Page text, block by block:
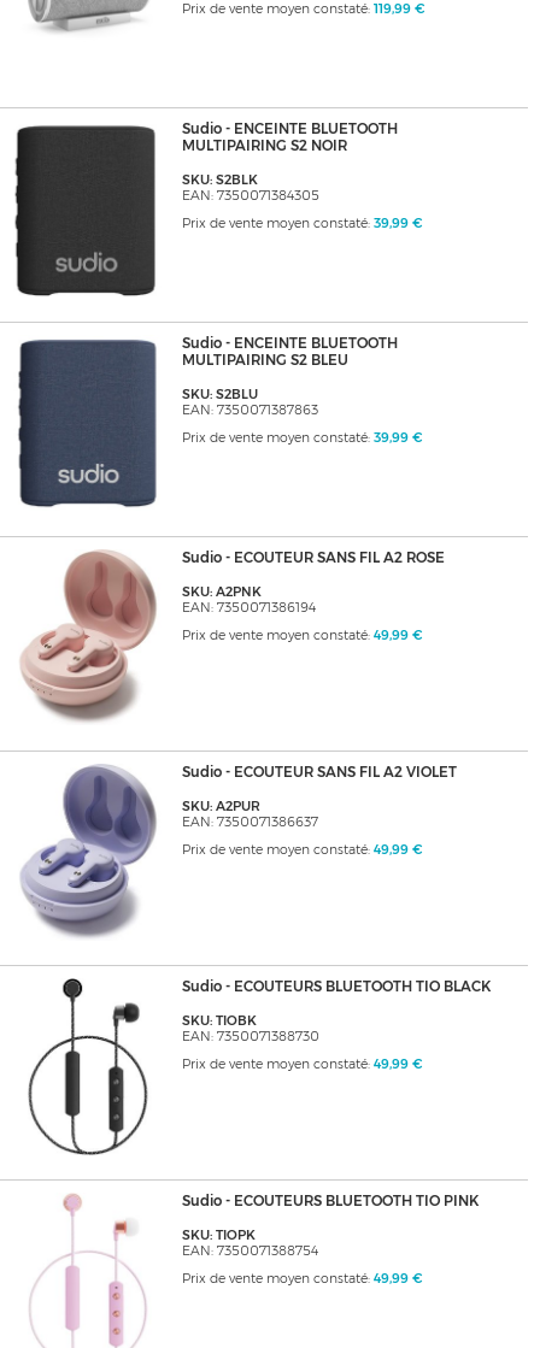
Prix de vente moyen constaté: 119,99 €
Sudio - ENCEINTE BLUETOOTH
MULTIPAIRING S2 NOIR
SKU: S2BLK
EAN: 7350071384305
Prix de vente moyen constaté: 39,99 €
Sudio - ENCEINTE BLUETOOTH
MULTIPAIRING S2 BLEU
SKU: S2BLU
EAN: 7350071387863
Prix de vente moyen constaté: 39,99 €
Sudio - ECOUTEUR SANS FIL A2 ROSE
SKU: A2PNK
EAN: 7350071386194
Prix de vente moyen constaté: 49,99 €
Sudio - ECOUTEUR SANS FIL A2 VIOLET
SKU: A2PUR
EAN: 7350071386637
Prix de vente moyen constaté: 49,99 €
Sudio - ECOUTEURS BLUETOOTH TIO BLACK
SKU: TIOBK
EAN: 7350071388730
Prix de vente moyen constaté: 49,99 €
Sudio - ECOUTEURS BLUETOOTH TIO PINK
SKU: TIOPK
EAN: 7350071388754
Prix de vente moyen constaté: 49,99 €